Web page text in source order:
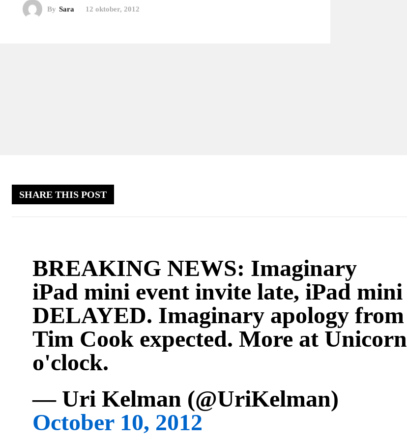
By Sara 12 oktober, 2012
SHARE THIS POST
BREAKING NEWS: Imaginary
iPad mini event invite late, iPad mini
DELAYED. Imaginary apology from
Tim Cook expected. More at Unicorn
o'clock.
— Uri Kelman (@UriKelman)
October 10, 2012